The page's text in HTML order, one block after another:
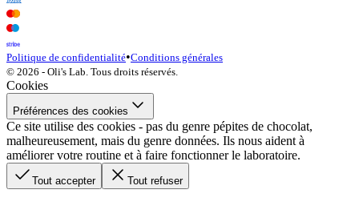
Politique de confidentialité•Conditions générales
© 2026 - Oli's Lab. Tous droits réservés.
Cookies
Préférences des cookies
Ce site utilise des cookies - pas du genre pépites de chocolat,
malheureusement, mais du genre données. Ils nous aident à
améliorer votre routine et à faire fonctionner le laboratoire.
Tout accepter Tout refuser